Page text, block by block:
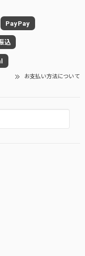
PayPay
込
お支払い方法について